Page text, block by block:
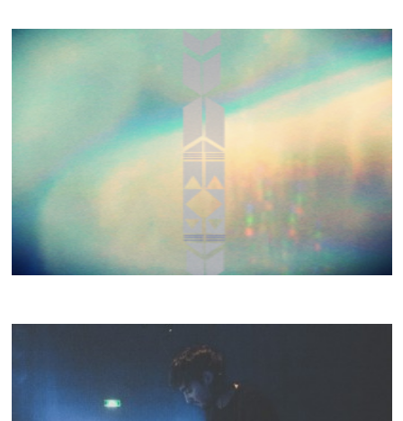
CRACKI MIX #019
DORIAN AND THE DAWN RIDERS